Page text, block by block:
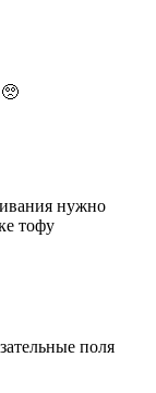
нужно
тофу
поля